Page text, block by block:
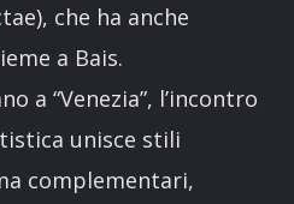
che ha anche
a Bais.
a “Venezia”, l’incontro
unisce stili
complementari,